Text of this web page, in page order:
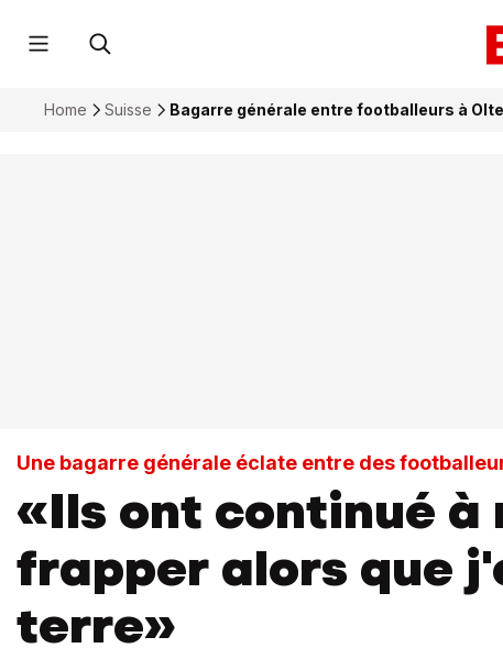
Home Suisse Bagarre générale entre footballeurs à
Une bagarre générale éclate entre des
«Ils ont continué à
frapper alors que
terre»